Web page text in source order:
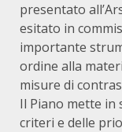
presentato
esitato in
importante
ordine alla
misure di
Il Piano mette in
criteri e delle